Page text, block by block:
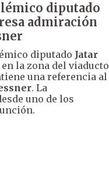
diputado
admiración
diputado Jatar
la zona del viaducto
una referencia al
. La
uno de los